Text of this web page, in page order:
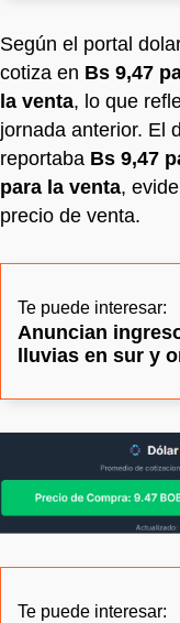
Según el portal
cotiza en Bs 9,47
la venta, lo que
jornada anterior. El
reportaba Bs 9,47
para la venta,
precio de venta.
Te puede interesar:
Anuncian
lluvias en sur y
Te puede interesar: